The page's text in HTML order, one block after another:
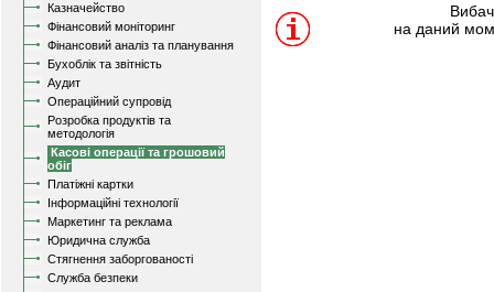
Казначейство
Фінансовий моніторинг
Фінансовий аналіз та планування
Бухоблік та звітність
Аудит
Операційний супровід
Розробка продуктів та
методологія
Касові операції та грошовий
обіг
Платіжні картки
Інформаційні технології
Маркетинг та реклама
Юридична служба
Стягнення заборгованості
Служба безпеки
на даний